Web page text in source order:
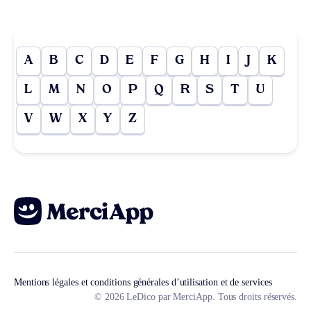
A B C D E F G H I J K
L M N O P Q R S T U
V W X Y Z
Mentions légales et conditions générales d’utilisation et de services
© 2026 LeDico par MerciApp. Tous droits réservés.